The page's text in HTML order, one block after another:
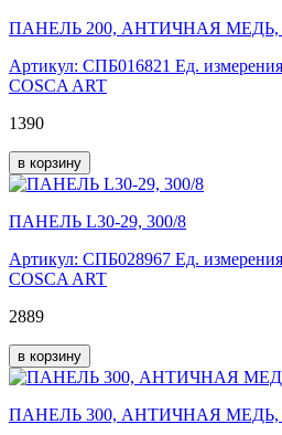
ПАНЕЛЬ 200, АНТИЧНАЯ МЕДЬ,
Артикул: СПБ016821 Ед.
COSCA ART
1390
в корзину
ПАНЕЛЬ L30-29, 300/8
Артикул: СПБ028967 Ед.
COSCA ART
2889
в корзину
ПАНЕЛЬ 300, АНТИЧНАЯ МЕДЬ,